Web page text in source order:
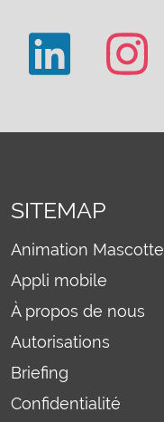
SITEMAP
Animation Mascotte
Appli mobile
À propos de nous
Autorisations
Briefing
Confidentialité